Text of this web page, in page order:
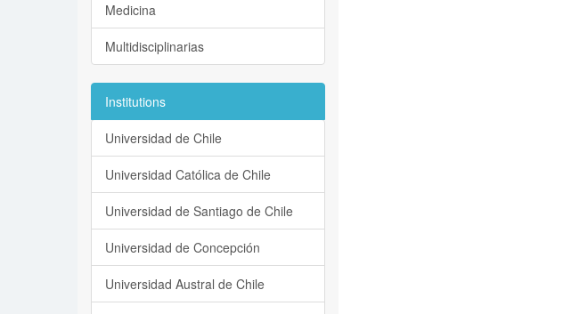
Medicina
Multidisciplinarias
Institutions
Universidad de Chile
Universidad Católica de Chile
Universidad de Santiago de Chile
Universidad de Concepción
Universidad Austral de Chile